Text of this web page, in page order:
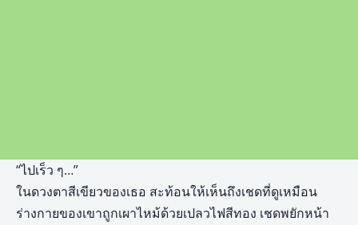
“ไปเร็ว ๆ…”
ในดวงตาสีเขียวของเธอ สะท้อนให้เห็นถึงเชดที่ดูเหมือน
ร่างกายของเขาถูกเผาไหม้ด้วยเปลวไฟสีทอง เชดพยักหน้า